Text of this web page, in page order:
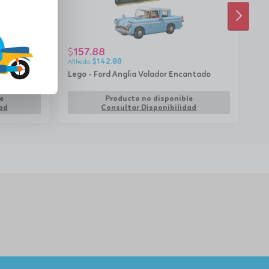
- El
Lego - Ford Anglia Volador Encantado
$157.88
$142.88
Producto no disponible
Consultar Disponibilidad